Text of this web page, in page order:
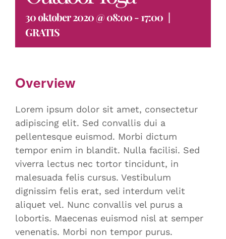
30 oktober 2020 @ 08:00-17:00 |
GRATIS
Overview
Lorem ipsum dolor sit amet, consectetur
adipiscing elit. Sed convallis dui a
pellentesque euismod. Morbi dictum
tempor enim in blandit. Nulla facilisi. Sed
viverra lectus nec tortor tincidunt, in
malesuada felis cursus. Vestibulum
dignissim felis erat, sed interdum velit
aliquet vel. Nunc convallis vel purus a
lobortis. Maecenas euismod nisl at semper
venenatis. Morbi non tempor purus.